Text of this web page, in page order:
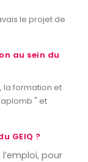
le projet de
au sein du
la formation et
" et
GEIQ ?
pour